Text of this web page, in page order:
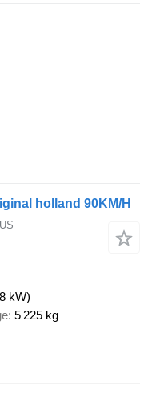
holland 90KM/H
kW)
5 225 kg